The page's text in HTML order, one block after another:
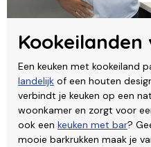
Een keuken met kookeiland
landelijk of een houten
verbindt je keuken op een
woonkamer en zorgt voor
ook een keuken met bar?
mooie barkrukken maak je